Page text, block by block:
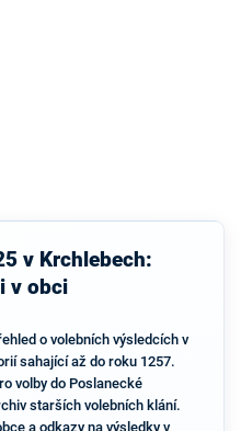
v Krchlebech:
v obci
o volebních výsledcích v
sahající až do roku 1257.
volby do Poslanecké
starších volebních klání.
a odkazy na výsledky v